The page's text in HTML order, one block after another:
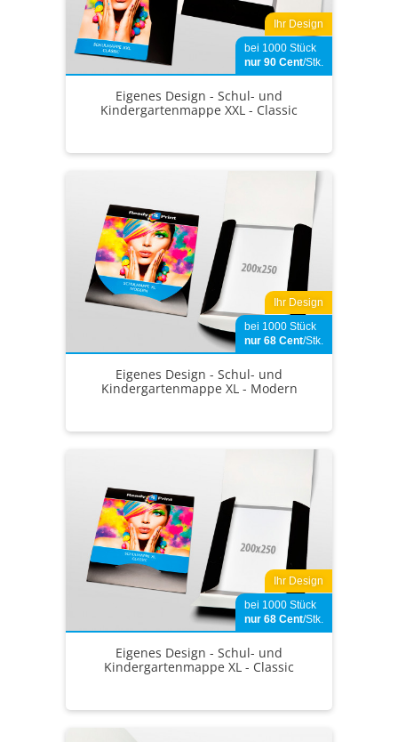
Ihr Design
bei 1000 Stück
nur 90 Cent/Stk.
Eigenes Design - Schul- und
Kindergartenmappe XXL - Classic
Ihr Design
bei 1000 Stück
nur 68 Cent/Stk.
Eigenes Design - Schul- und
Kindergartenmappe XL - Modern
Ihr Design
bei 1000 Stück
nur 68 Cent/Stk.
Eigenes Design - Schul- und
Kindergartenmappe XL - Classic